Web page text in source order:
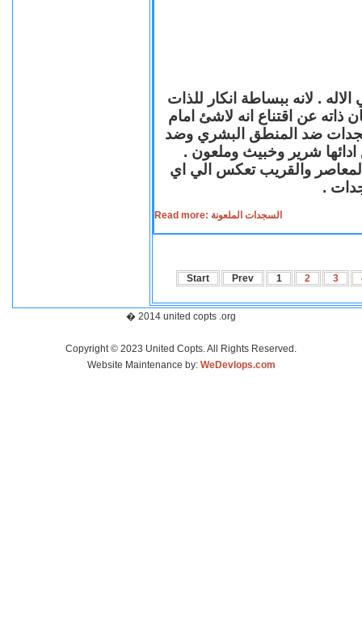
. لانه ببساطة انكار للذات
ذاته عن اقتناع انه لاشئ امام
ضد المنطق البشري وضد
ادائها شرير وخبيث وملعون .
المعاصر والقريب تعكس الي اي
.
Read more: السجدات الملعونة
Start Prev 1 2 3
� 2014 united copts .org
Copyright © 2023 United Copts. All Rights Reserved.
Website Maintenance by: WeDevlops.com